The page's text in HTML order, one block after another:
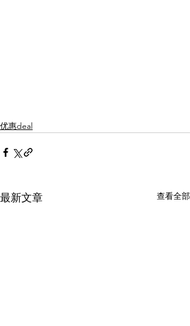
优惠deal
最新文章 查看全部